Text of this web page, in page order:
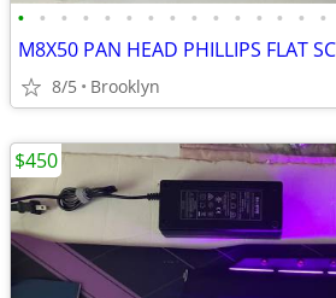
• • • • • • • • • • • • • • •
8/5 Brooklyn
$450